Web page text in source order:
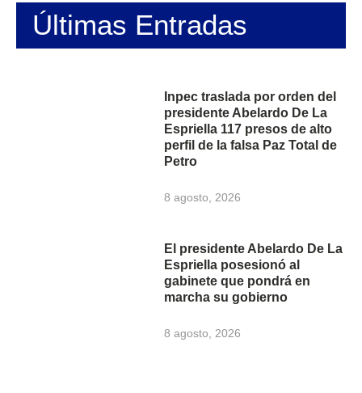
Últimas Entradas
Inpec traslada por orden del
presidente Abelardo De La
Espriella 117 presos de alto
perfil de la falsa Paz Total de
Petro
8 agosto, 2026
El presidente Abelardo De La
Espriella posesionó al
gabinete que pondrá en
marcha su gobierno
8 agosto, 2026